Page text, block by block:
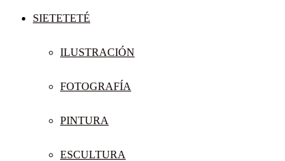
SIETETETÉ
ILUSTRACIÓN
FOTOGRAFÍA
PINTURA
ESCULTURA